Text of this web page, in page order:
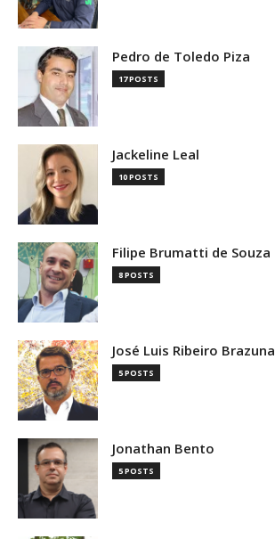
Pedro de Toledo Piza
17 POSTS
Jackeline Leal
10 POSTS
Filipe Brumatti de Souza
8 POSTS
José Luis Ribeiro Brazuna
5 POSTS
Jonathan Bento
5 POSTS